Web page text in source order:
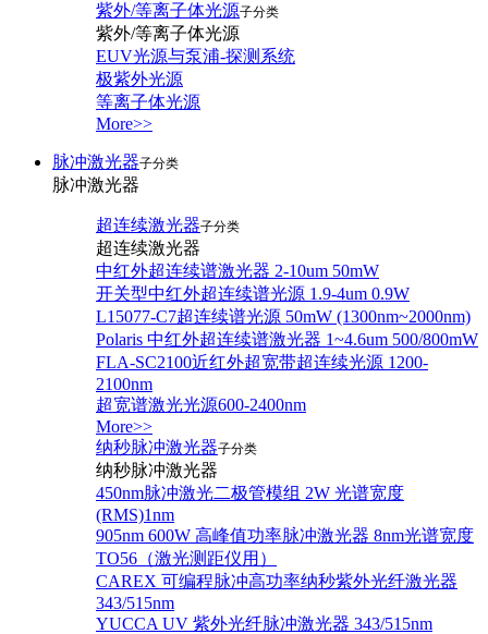
紫外/等离子体光源子分类
紫外/等离子体光源
EUV光源与泵浦-探测系统
极紫外光源
等离子体光源
More>>
脉冲激光器子分类
脉冲激光器
超连续激光器子分类
超连续激光器
中红外超连续谱激光器 2-10um 50mW
开关型中红外超连续谱光源 1.9-4um 0.9W
L15077-C7超连续谱光源 50mW (1300nm~2000nm)
Polaris 中红外超连续谱激光器 1~4.6um 500/800mW
FLA-SC2100近红外超宽带超连续光源 1200-
2100nm
超宽谱激光光源600-2400nm
More>>
纳秒脉冲激光器子分类
纳秒脉冲激光器
450nm脉冲激光二极管模组 2W 光谱宽度
(RMS)1nm
905nm 600W 高峰值功率脉冲激光器 8nm光谱宽度
TO56（激光测距仪用）
CAREX 可编程脉冲高功率纳秒紫外光纤激光器
343/515nm
YUCCA UV 紫外光纤脉冲激光器 343/515nm